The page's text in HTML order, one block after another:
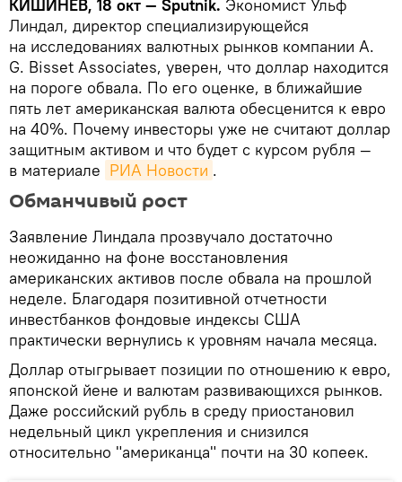
КИШИНЕВ, 18 окт — Sputnik. Экономист Ульф
Линдал, директор специализирующейся
на исследованиях валютных рынков компании A.
G. Bisset Associates, уверен, что доллар находится
на пороге обвала. По его оценке, в ближайшие
пять лет американская валюта обесценится к евро
на 40%. Почему инвесторы уже не считают доллар
защитным активом и что будет с курсом рубля —
в материале РИА Новости .
Обманчивый рост
Заявление Линдала прозвучало достаточно
неожиданно на фоне восстановления
американских активов после обвала на прошлой
неделе. Благодаря позитивной отчетности
инвестбанков фондовые индексы США
практически вернулись к уровням начала месяца.
Доллар отыгрывает позиции по отношению к евро,
японской йене и валютам развивающихся рынков.
Даже российский рубль в среду приостановил
недельный цикл укрепления и снизился
относительно "американца" почти на 30 копеек.